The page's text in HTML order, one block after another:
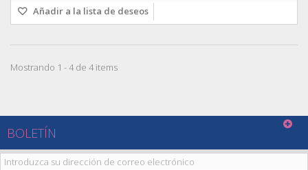
Añadir a la lista de deseos
Mostrando 1 - 4 de 4 items
BOLETÍN